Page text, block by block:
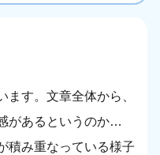
す。文章全体から、
があるというのか…
積み重なっている様子